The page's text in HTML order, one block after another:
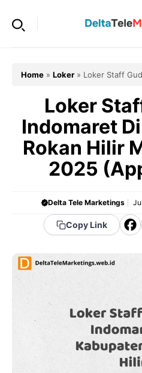
Home » Loker » Loker Staff
Loker
Indomaret
Rokan Hilir
2025
Delta Tele Marketings
Copy Link
F
e
b
o
o
k